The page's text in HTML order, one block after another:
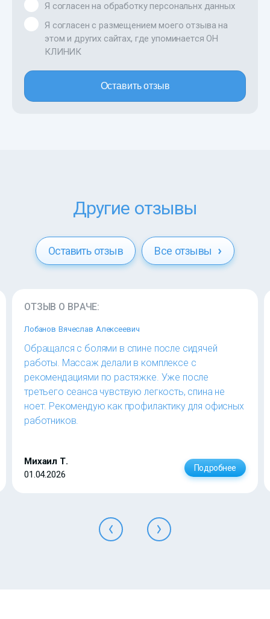
Я согласен на обработку персональнх данных
Я согласен с размещением моего отзыва на
этом и других сайтах, где упоминается ОН
КЛИНИК
Оставить отзыв
Другие отзывы
Оставить отзыв Все отзывы
ОТЗЫВ О ВРАЧЕ:
Лобанов Вячеслав Алексеевич
Обращался с болями в спине после сидячей
работы. Массаж делали в комплексе с
рекомендациями по растяжке. Уже после
третьего сеанса чувствую легкость, спина не
ноет. Рекомендую как профилактику для офисных
работников.
Михаил Т.
01.04.2026
Подробнее